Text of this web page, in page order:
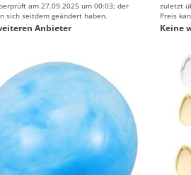
am 27.09.2025 um 00:03; der
sich seitdem geändert haben.
Anbieter
zuletzt
Preis
Keine